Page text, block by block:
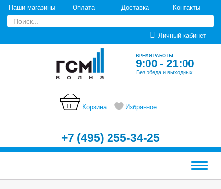
Наши магазины Оплата Доставка Контакты
Личный кабинет
ВРЕМЯ РАБОТЫ:
9:00 - 21:00
Без обеда и выходных
Корзина Избранное
+7 (495) 255-34-25
Меню